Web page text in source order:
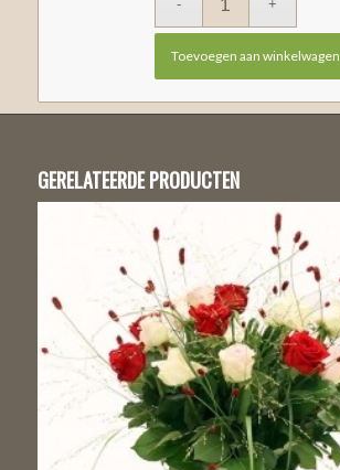
Toevoegen aan winkelwagen
GERELATEERDE PRODUCTEN